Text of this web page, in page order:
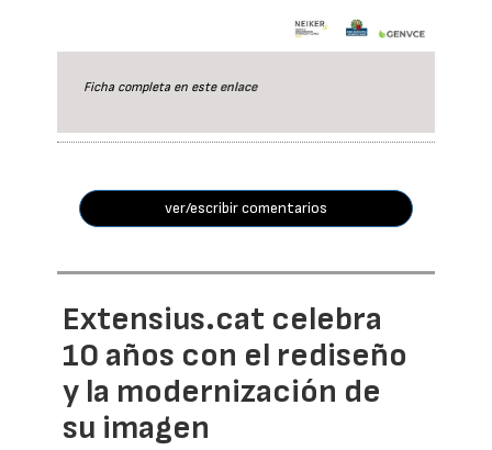
Ficha completa en este enlace
ver/escribir comentarios
Extensius.cat celebra
10 años con el rediseño
y la modernización de
su imagen